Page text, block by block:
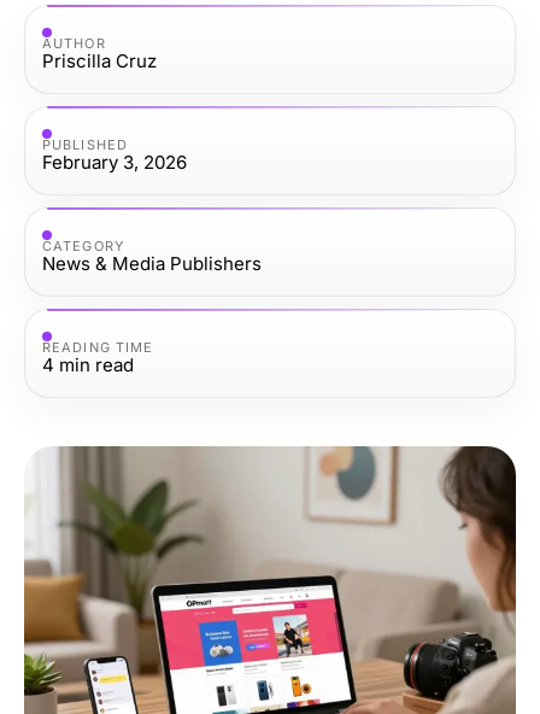
AUTHOR
Priscilla Cruz
PUBLISHED
February 3, 2026
CATEGORY
News & Media Publishers
READING TIME
4 min read